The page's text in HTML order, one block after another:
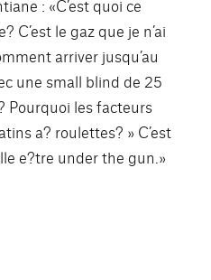
: «C’est quoi ce
C’est le gaz que je n’ai
arriver jusqu’au
une small blind de 25
Pourquoi les facteurs
a? roulettes? » C’est
e?tre under the gun.»